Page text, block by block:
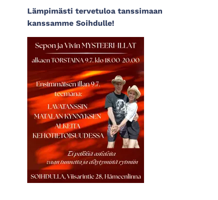
Lämpimästi tervetuloa tanssimaan
kanssamme Soihdulle!